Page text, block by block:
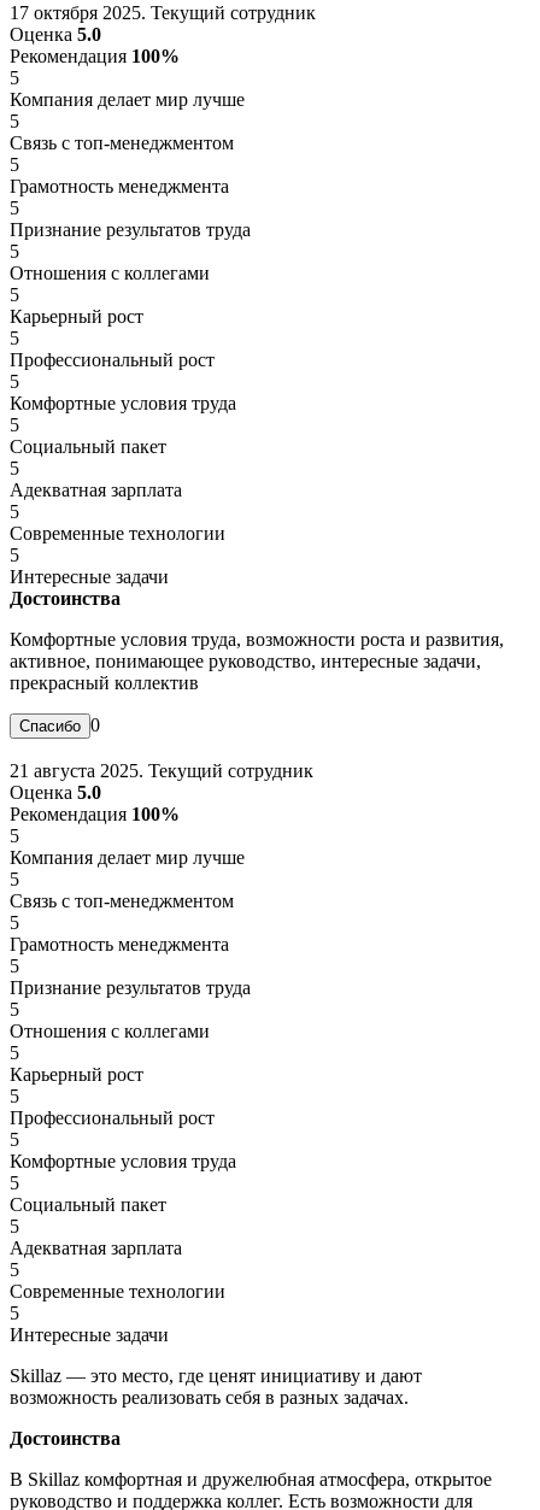
17 октября 2025. Текущий сотрудник
Оценка 5.0
Рекомендация 100%
5
Компания делает мир лучше
5
Связь с топ-менеджментом
5
Грамотность менеджмента
5
Признание результатов труда
5
Отношения с коллегами
5
Карьерный рост
5
Профессиональный рост
5
Комфортные условия труда
5
Социальный пакет
5
Адекватная зарплата
5
Современные технологии
5
Интересные задачи
Достоинства
Комфортные условия труда, возможности роста и развития,
активное, понимающее руководство, интересные задачи,
прекрасный коллектив
0
21 августа 2025. Текущий сотрудник
Оценка 5.0
Рекомендация 100%
5
Компания делает мир лучше
5
Связь с топ-менеджментом
5
Грамотность менеджмента
5
Признание результатов труда
5
Отношения с коллегами
5
Карьерный рост
5
Профессиональный рост
5
Комфортные условия труда
5
Социальный пакет
5
Адекватная зарплата
5
Современные технологии
5
Интересные задачи
Skillaz — это место, где ценят инициативу и дают
возможность реализовать себя в разных задачах.
Достоинства
В Skillaz комфортная и дружелюбная атмосфера, открытое
руководство и поддержка коллег. Есть возможности для